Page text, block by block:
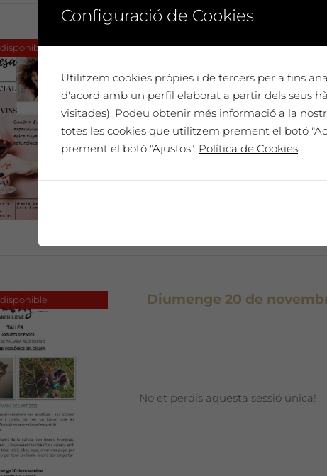
Diumenge 5 de maig:
No et perdis aquesta sessió única!
Diumenge 20 de
No et perdis aquesta sessió única!
Configuració de Cookies
Utilitzem cookies pròpies i de tercers per a fins
d'acord amb un perfil elaborat a partir dels seus
visitades). Podeu obtenir més informació a la
totes les cookies que utilitzem prement el botó
prement el botó "Ajustos". Política de Cookies